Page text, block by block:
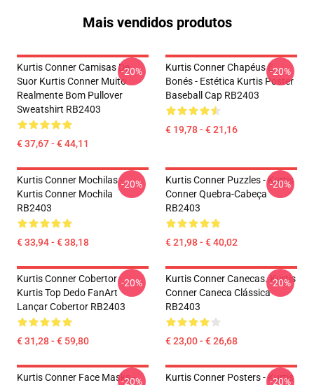
Mais vendidos produtos
Kurtis Conner Camisas De
Suor Kurtis Conner Muito
Realmente Bom Pullover
Sweatshirt RB2403
€ 37,67 - € 44,11
-20%
Kurtis Conner Chapéus E
Bonés - Estética Kurtis Poster
Baseball Cap RB2403
€ 19,78 - € 21,16
-20%
Kurtis Conner Mochilas -
Kurtis Conner Mochila
RB2403
€ 33,94 - € 38,18
-20%
Kurtis Conner Puzzles - Kurtis
Conner Quebra-Cabeça
RB2403
€ 21,98 - € 40,02
-20%
Kurtis Conner Cobertor -
Kurtis Top Dedo FanArt
Lançar Cobertor RB2403
€ 31,28 - € 59,80
-20%
Kurtis Conner Canecas. Kurtis
Conner Caneca Clássica
RB2403
€ 23,00 - € 26,68
-20%
Kurtis Conner Face Masks -
-20%
Kurtis Conner Posters - Kurtis
-20%